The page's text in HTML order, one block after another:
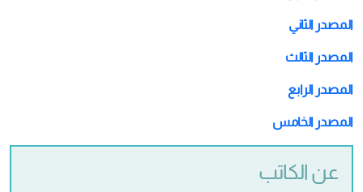
المصدر الثاني
المصدر الثالث
المصدر الرابع
المصدر الخامس
عن الكاتب